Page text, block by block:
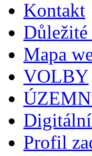
Kontakt
Mapa
VOLBY
Digitální
Profil